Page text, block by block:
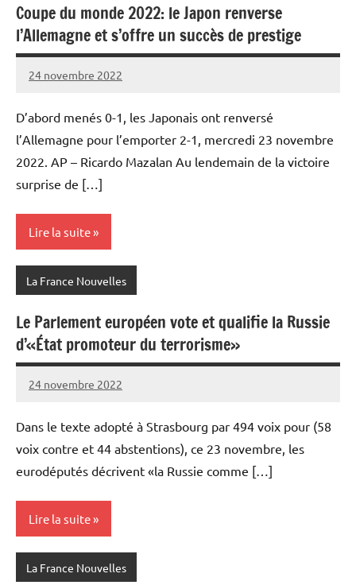
Coupe du monde 2022: le Japon renverse
l’Allemagne et s’offre un succès de prestige
24 novembre 2022
Admins
D’abord menés 0-1, les Japonais ont renversé
l’Allemagne pour l’emporter 2-1, mercredi 23 novembre
2022. AP – Ricardo Mazalan Au lendemain de la victoire
surprise de […]
Lire la suite
La France Nouvelles
Le Parlement européen vote et qualifie la Russie
d’«État promoteur du terrorisme»
24 novembre 2022
Admins
Dans le texte adopté à Strasbourg par 494 voix pour (58
voix contre et 44 abstentions), ce 23 novembre, les
eurodéputés décrivent «la Russie comme […]
Lire la suite
La France Nouvelles